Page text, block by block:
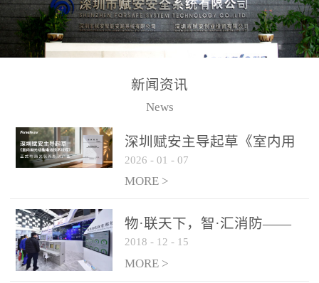
剧院、会议展览中心、体
育馆、大型仓库和隧道空
间等，其建筑结构特殊、
火灾隐患多。一旦发生火
传统的火灾关测器无法被
及时缺发，不能及早发现
和有效扑救火火，这不仅
力和闲难，同时也将造成
巨大的经济损失和社会影
响，基至还会造成人员伤
亡。图像型火灾探测器正
后向光电感烟探测技术、
高可靠的系统抗干扰技术
等多项专利技术和专有技
警领域三十多年技术积累
和工程实践的结晶。
新闻资讯
News
深圳赋安主导起草《室内用
光动能电池技术规程》 正式
布局光伏新能源产业
2026 - 01 - 07
MORE >
物·联天下，智·汇消防——
赋安F&S 2018上海消防展圆
满落幕
2018 - 12 - 15
MORE >